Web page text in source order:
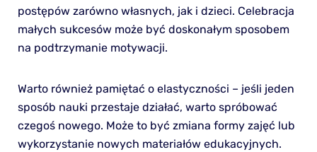
postępów zarówno własnych, jak i dzieci. Celebracja
małych sukcesów może być doskonałym sposobem
na podtrzymanie motywacji.
Warto również pamiętać o elastyczności – jeśli jeden
sposób nauki przestaje działać, warto spróbować
czegoś nowego. Może to być zmiana formy zajęć lub
wykorzystanie nowych materiałów edukacyjnych.